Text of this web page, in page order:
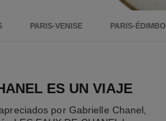
PARIS-VENISE PARIS-
ES UN VIAJE
por Gabrielle Chanel,